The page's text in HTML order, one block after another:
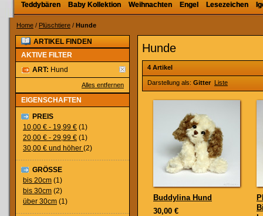
Teddybären Baby Kollektion Weihnachten Engel Lesezeichen
Teddybären Baby Kollektion Weihnachten Engel Lesezeichen
Home / Plüschtiere / Hunde
Hunde
4 Artikel
Darstellung als: Gitter Liste
Buddylina Hund
30,00 €
ARTIKEL FINDEN
AKTIVE FILTER
ART: Hund
Alles entfernen
EIGENSCHAFTEN
PREIS
10,00 € - 19,99 € (1)
20,00 € - 29,99 € (1)
30,00 € und höher (2)
GRÖSSE
bis 20cm (1)
bis 30cm (2)
über 30cm (1)